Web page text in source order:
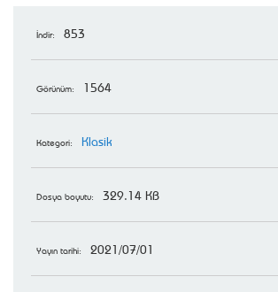
İndir: 853
Görünüm: 1564
Kategori: Klasik
Dosya boyutu: 329.14 KB
Yayın tarihi: 2021/07/01